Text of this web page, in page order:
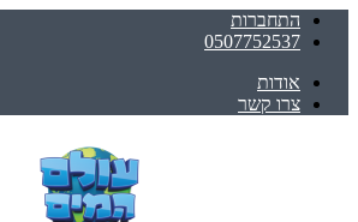
התחברות
0507752537
אודות
צרו קשר